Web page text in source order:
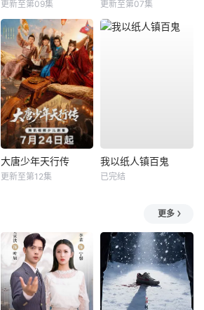
更新至第09集 更新至第07集
大唐少年天行传
更新至第12集
我以纸人镇百鬼
已完结
更多